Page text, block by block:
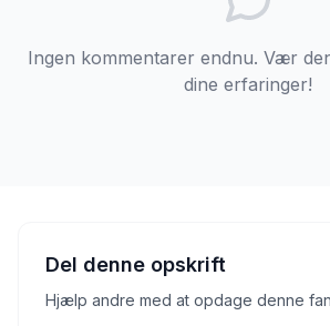
Ingen kommentarer endnu. Vær
dine erfaringer!
Del denne opskrift
Hjælp andre med at opdage denne